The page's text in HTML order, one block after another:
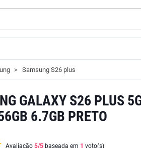
Samsung S26 plus
GALAXY S26 PLUS
6.7GB PRETO
Avaliação 5/5 baseada em 1 voto(s)